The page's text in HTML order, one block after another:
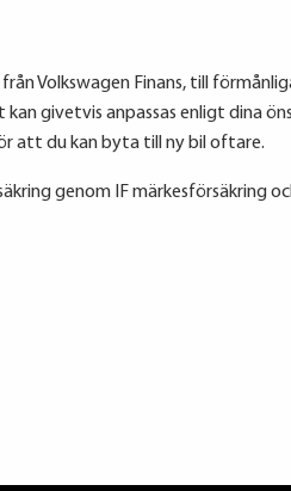
Volkswagen Finans, till
kan givetvis anpassas enligt dina
att du kan byta till ny bil oftare.
genom IF